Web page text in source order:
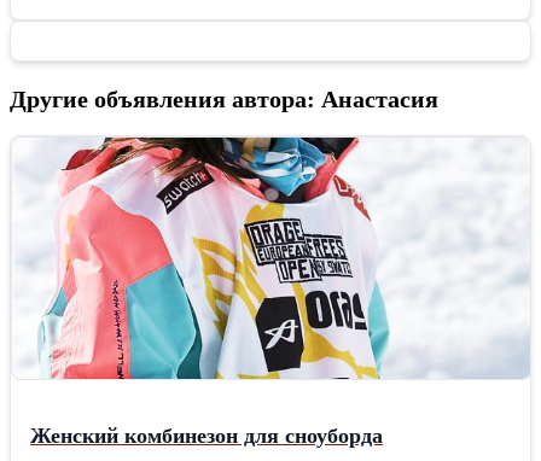
Другие объявления автора: Анастасия
Женский комбинезон для сноуборда